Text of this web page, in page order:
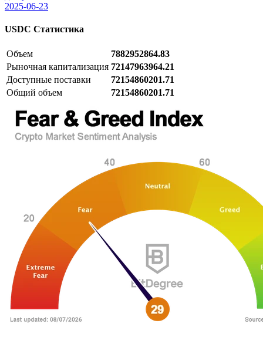
2025-06-23
USDC Статистика
Объем
7882952864.83
Рыночная капитализация 72147963964.21
Доступные поставки
72154860201.71
Общий объем
72154860201.71